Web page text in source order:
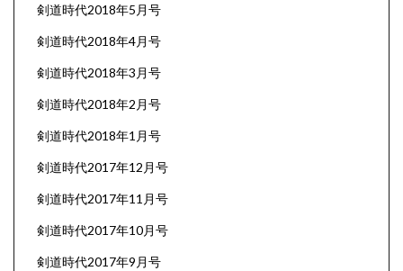
剣道時代2018年5月号
剣道時代2018年4月号
剣道時代2018年3月号
剣道時代2018年2月号
剣道時代2018年1月号
剣道時代2017年12月号
剣道時代2017年11月号
剣道時代2017年10月号
剣道時代2017年9月号